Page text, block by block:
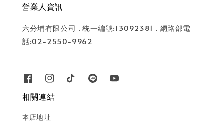
營業人資訊
六分埔有限公司 . 統一編號:13092381 . 網路部電
話:02-2550-9962
相關連結
本店地址